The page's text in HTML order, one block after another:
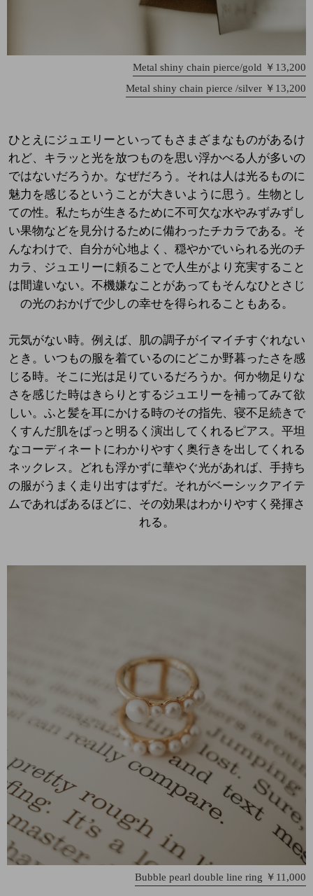
Metal shiny chain pierce/gold ￥13,200
Metal shiny chain pierce /silver ￥13,200
ひとえにジュエリーといってもさまざまなものがあるけ
れど、キラッと光を放つものを思い浮かべる人が多いの
ではないだろうか。なぜだろう。それは人は光るものに
魅力を感じるということが大きいように思う。生物とし
ての性。私たちが生きるために不可欠な水やみずみずし
い果物などを見分けるために備わったチカラである。そ
んなわけで、自分が心地よく、穏やかでいられる光のチ
カラ、ジュエリーに頼ることで人生がより充実すること
は間違いない。不機嫌なことがあってもそんなひとさじ
の光のおかげで少しの幸せを得られることもある。
元気がない時。例えば、肌の調子がイマイチすぐれない
とき。いつもの服を着ているのにどこか野暮ったさを感
じる時。そこに光は足りているだろうか。何か物足りな
さを感じた時はきらりとするジュエリーを補ってみて欲
しい。ふと髪を耳にかける時のその指先、寝不足続きで
くすんだ肌をぱっと明るく演出してくれるピアス。平坦
なコーディネートにわかりやすく奥行きを出してくれる
ネックレス。どれも浮かずに華やぐ光があれば、手持ち
の服がうまく走り出すはずだ。それがベーシックアイテ
ムであればあるほどに、その効果はわかりやすく発揮さ
れる。
Bubble pearl double line ring ￥11,000